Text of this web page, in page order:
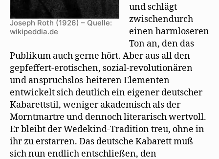
Joseph Roth (1926) – Quelle:
wikipeddia.de
und schlägt
zwischendurch
einen harmloseren
Ton an, den das
Publikum auch gerne hört. Aber aus all den
gepfeffert-erotischen, sozial-revolutionären
und anspruchslos-heiteren Elementen
entwickelt sich deutlich ein eigener deutscher
Kabarettstil, weniger akademisch als der
Morntmartre und dennoch literarisch wertvoll.
Er bleibt der Wedekind-Tradition treu, ohne in
ihr zu erstarren. Das deutsche Kabarett muß
sich nun endlich entschließen, den